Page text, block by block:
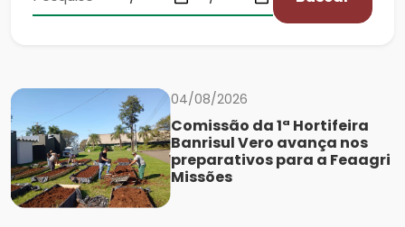
04/08/2026
Comissão da 1ª Hortifeira
Banrisul Vero avança nos
preparativos para a Feaagri
Missões